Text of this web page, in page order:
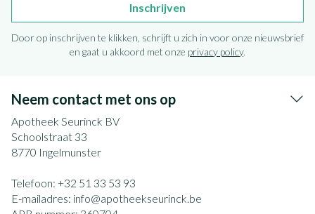
Inschrijven
Door op inschrijven te klikken, schrijft u zich in voor onze nieuwsbrief
en gaat u akkoord met onze privacy policy.
Neem contact met ons op
Apotheek Seurinck BV
Schoolstraat 33
8770 Ingelmunster
Telefoon: +32 51 33 53 93
E-mailadres: info@apotheekseurinck.be